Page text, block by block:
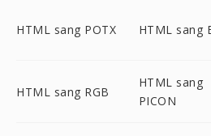
HTML sang POTX HTML sang
HTML sang RGB
HTML sang
PICON